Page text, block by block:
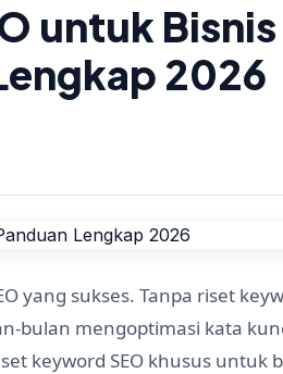
untuk Bisnis
2026
yang sukses. Tanpa riset
bulan mengoptimasi kata
keyword SEO khusus untuk